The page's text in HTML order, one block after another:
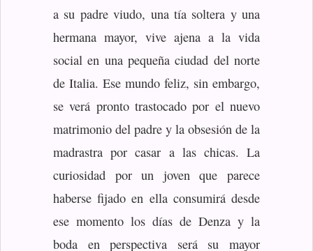
a su padre viudo, una tía soltera y una
hermana mayor, vive ajena a la vida
social en una pequeña ciudad del norte
de Italia. Ese mundo feliz, sin embargo,
se verá pronto trastocado por el nuevo
matrimonio del padre y la obsesión de la
madrastra por casar a las chicas. La
curiosidad por un joven que parece
haberse fijado en ella consumirá desde
ese momento los días de Denza y la
boda en perspectiva será su mayor